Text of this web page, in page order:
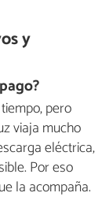
y
pero
viaja mucho
eléctrica,
Por eso
la acompaña.